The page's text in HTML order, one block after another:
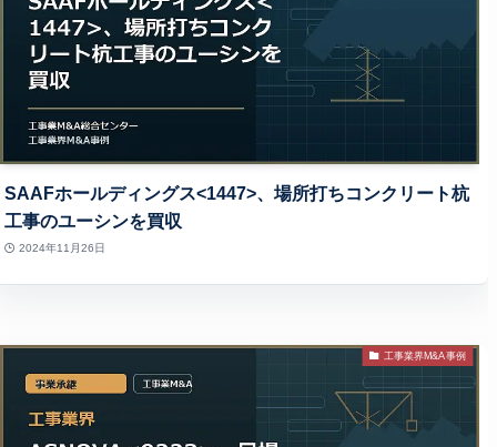
SAAFホールディングス<1447>、場所打ちコンクリート杭
工事のユーシンを買収
2024年11月26日
工事業界M&A事例